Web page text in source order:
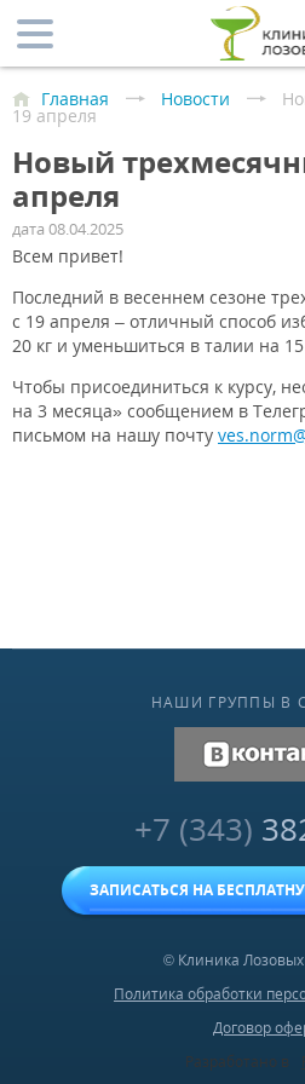
Главная Новости
19 апреля
Новый
апреля
дата 08.04.2025
Всем привет!
Последний в весеннем сезоне
с 19 апреля – отличный способ
20 кг и уменьшиться в талии на
Чтобы присоединиться к курсу,
на 3 месяца» сообщением в
письмом на нашу почту
НАШИ ГРУППЫ В
+7 (343)
ЗАПИСАТЬСЯ НА
© Клиника
Политика обработки
Договор
Разработано в